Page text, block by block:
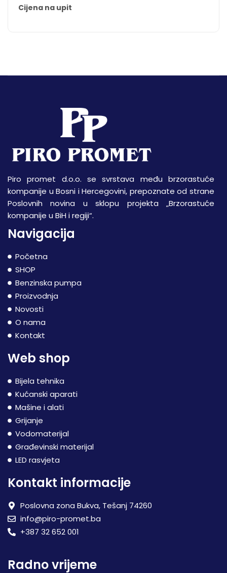
Cijena na upit
Piro promet d.o.o. se svrstava među brzorastuće
kompanije u Bosni i Hercegovini, prepoznate od strane
Poslovnih novina u sklopu projekta „Brzorastuće
kompanije u BiH i regiji“.
Navigacija
Početna
SHOP
Benzinska pumpa
Proizvodnja
Novosti
O nama
Kontakt
Web shop
Bijela tehnika
Kućanski aparati
Mašine i alati
Grijanje
Vodomaterijal
Građevinski materijal
LED rasvjeta
Kontakt informacije
Poslovna zona Bukva, Tešanj 74260
info@piro-promet.ba
+387 32 652 001
Radno vrijeme